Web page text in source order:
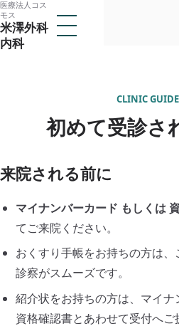
本
文
へ
医療法人コス
モス
米澤外科
内科
メ
ニ
トップ
ー
医師紹介
診療案内
子
ー
閉
アクセス
採用情報
〒243-0213 神奈川県厚木市飯山172
CLINIC GUIDE
初めて受診さ
来院される前に
マイナンバーカード もしくは
てご来院ください。
おくすり手帳をお持ちの方は
診察がスムーズです。
紹介状をお持ちの方は、マイ
資格確認書とあわせて受付へご